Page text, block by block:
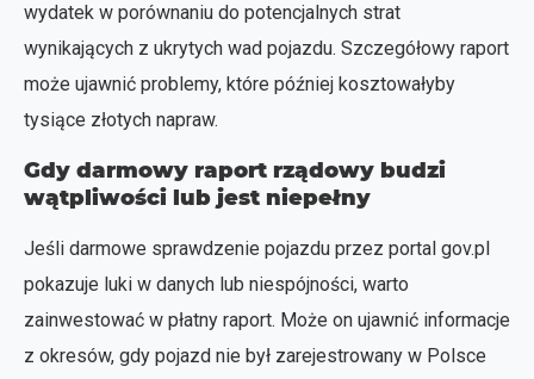
wydatek w porównaniu do potencjalnych strat
wynikających z ukrytych wad pojazdu. Szczegółowy raport
może ujawnić problemy, które później kosztowałyby
tysiące złotych napraw.
Gdy darmowy raport rządowy budzi
wątpliwości lub jest niepełny
Jeśli darmowe sprawdzenie pojazdu przez portal gov.pl
pokazuje luki w danych lub niespójności, warto
zainwestować w płatny raport. Może on ujawnić informacje
z okresów, gdy pojazd nie był zarejestrowany w Polsce